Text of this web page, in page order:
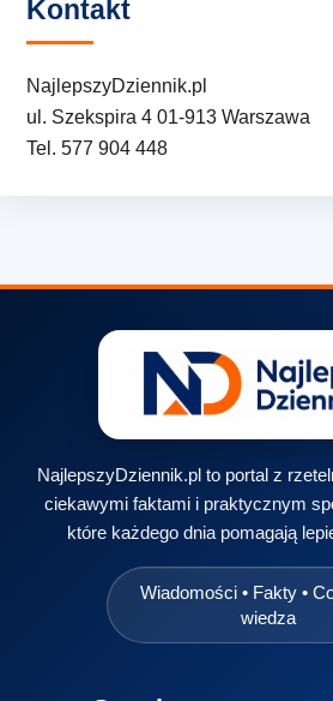
Kontakt
NajlepszyDziennik.pl
ul. Szekspira 4 01-913 Warszawa
Tel. 577 904 448
NajlepszyDziennik.pl to portal z
ciekawymi faktami i praktycznym
które każdego dnia pomagają
Wiadomości • Fakty •
wiedza